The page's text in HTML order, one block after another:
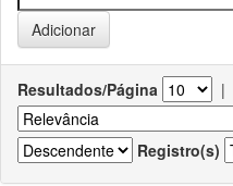
Resultados/Página |
Registro(s)